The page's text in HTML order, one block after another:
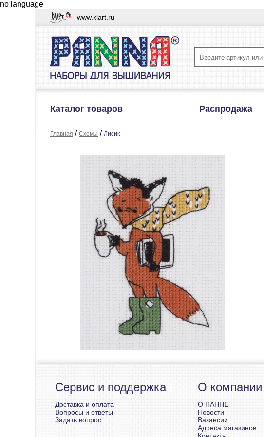
no language
www.klart.ru
Каталог товаров Распродажа
Главная / Схемы / Лисик
Сервис и поддержка
Доставка и оплата
Вопросы и ответы
Задать вопрос
О компании
О ПАННЕ
Новости
Вакансии
Адреса магазинов